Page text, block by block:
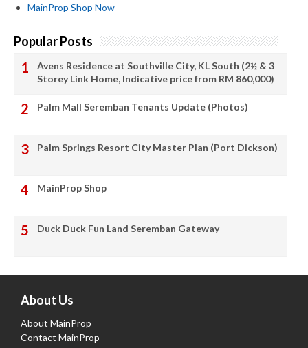
MainProp Shop Now
Popular Posts
Avens Residence at Southville City, KL South (2½ & 3
Storey Link Home, Indicative price from RM 860,000)
Palm Mall Seremban Tenants Update (Photos)
Palm Springs Resort City Master Plan (Port Dickson)
MainProp Shop
Duck Duck Fun Land Seremban Gateway
About Us
About MainProp
Contact MainProp